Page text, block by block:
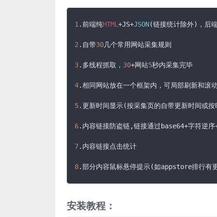
1 .前端纯HTML +JS+JSON(链接统计除外)，后
2 .自带30几个常用网站采集规则
3.多线程抓取， 30+网站5秒内采集完毕
4.相同网站放在一个框架内，可局部刷新和滚
5.更新时间显示(按采集页的自带更新时间或
6.内容链接防盗链,链接通过base64+字符逆
7.内容链接点击统计
8.部分内容鼠标悬停提示(如appstore排行有
安装教程：